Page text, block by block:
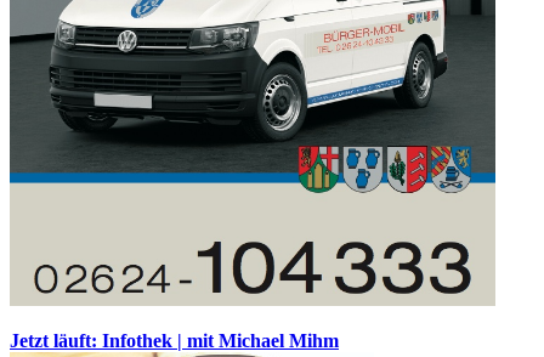
Jetzt läuft: Infothek | mit Michael Mihm